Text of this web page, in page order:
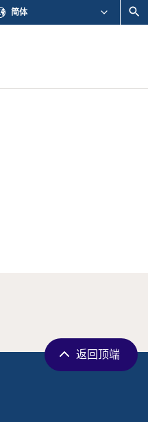
简体
返回顶端